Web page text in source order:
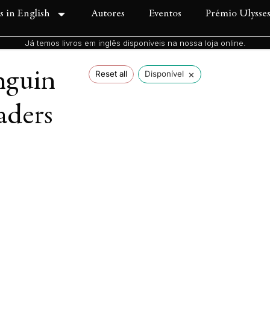
in English Autores Eventos Prémio Ulysses
Reset all Disponível ×
Já temos livros em inglês disponíveis na nossa loja online.